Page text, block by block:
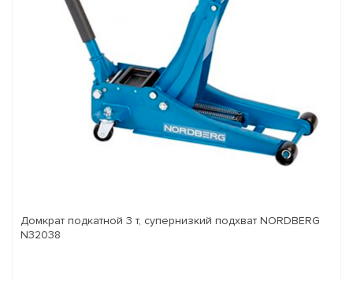
Домкрат подкатной 3 т, супернизкий подхват NORDBERG
N32038